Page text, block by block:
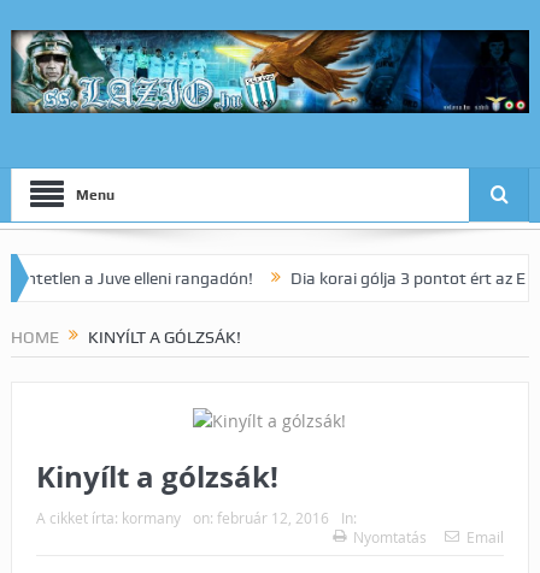
Menu
a Juve elleni rangadón! Dia korai gólja 3 pontot ért az Empoli
HOME KINYÍLT A GÓLZSÁK!
Kinyílt a gólzsák!
A cikket írta: kormany on: február 12, 2016
In:
Nyomtatás
Email